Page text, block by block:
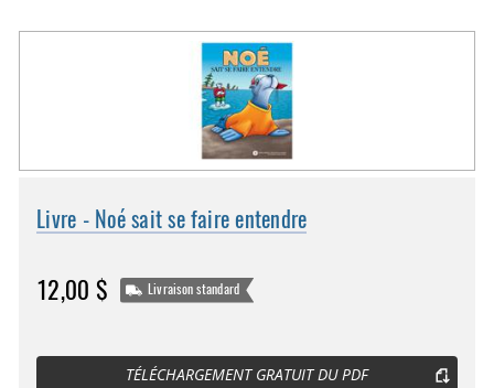
Livre - Noé sait se faire entendre
12,00 $ Livraison standard
TÉLÉCHARGEMENT GRATUIT DU PDF